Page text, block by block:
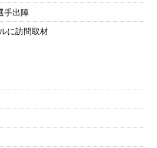
手出陣
に訪問取材